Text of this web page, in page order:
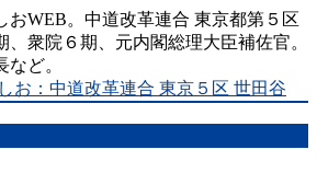
おWEB。中道改革連合 東京都第５区
、衆院６期、元内閣総理大臣補佐官。
ど。
お：中道改革連合 東京５区 世田谷